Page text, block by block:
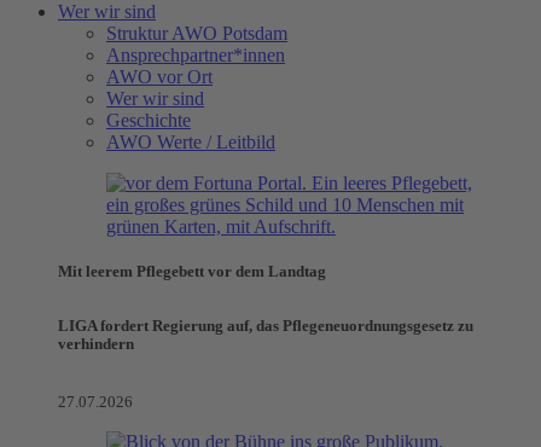
Wer wir sind
Struktur AWO Potsdam
Ansprechpartner*innen
AWO vor Ort
Wer wir sind
Geschichte
AWO Werte / Leitbild
Mit leerem Pflegebett vor dem Landtag
LIGA fordert Regierung auf, das Pflegeneuordnungsgesetz zu
verhindern
27.07.2026